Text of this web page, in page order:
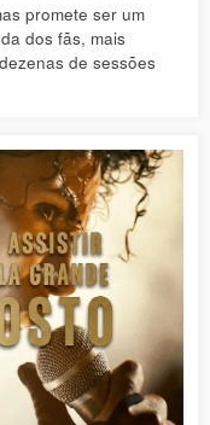
promete ser um
dos fãs, mais
de sessões